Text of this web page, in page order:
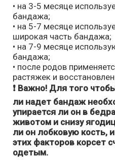
• на 3-5 месяце
бандажа;
• на 5-7 месяце
широкая часть бандажа;
• на 7-9 месяце
бандажа;
• после родов
растяжек и
❗ Важно! Для того
ли надет бандаж
упирается ли он в
животом и снизу
ли он лобковую кость,
этих факторов корсет
одетым.